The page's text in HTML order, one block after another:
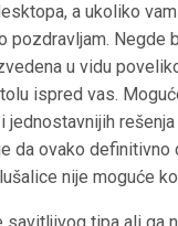
a ukoliko
pozdravljam. Negde
u vidu
ispred vas.
jednostavnijih
da ovako
nije moguće